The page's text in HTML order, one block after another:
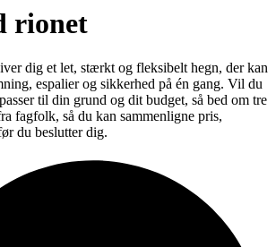
rionet
dig et let, stærkt og fleksibelt hegn, der kan
espalier og sikkerhed på én gang. Vil du
til din grund og dit budget, så bed om tre
fagfolk, så du kan sammenligne pris,
du beslutter dig.